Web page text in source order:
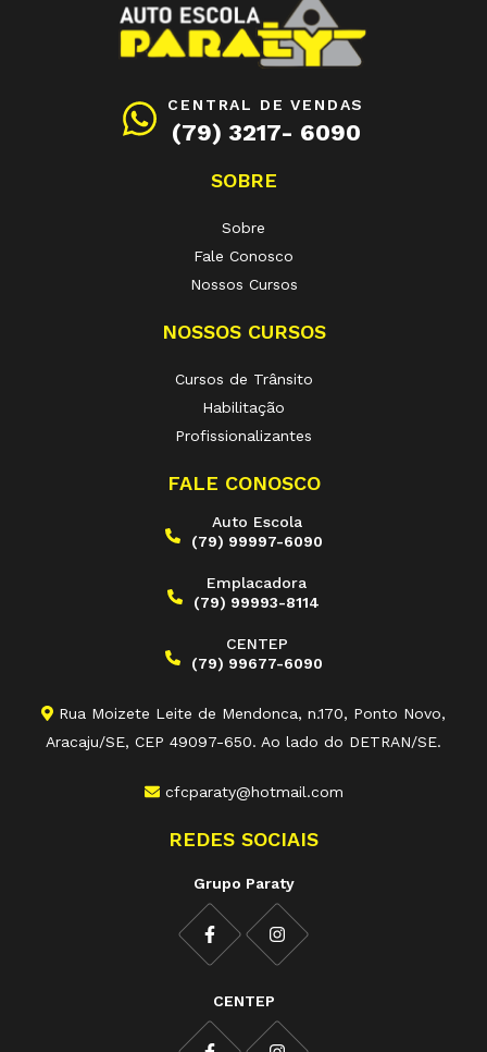
CENTRAL DE VENDAS
(79) 3217- 6090
SOBRE
Sobre
Fale Conosco
Nossos Cursos
NOSSOS CURSOS
Cursos de Trânsito
Habilitação
Profissionalizantes
FALE CONOSCO
Auto Escola
(79) 99997-6090
Emplacadora
(79) 99993-8114
CENTEP
(79) 99677-6090
Rua Moizete Leite de Mendonca, n.170, Ponto Novo,
Aracaju/SE, CEP 49097-650. Ao lado do DETRAN/SE.
cfcparaty@hotmail.com
REDES SOCIAIS
Grupo Paraty
CENTEP